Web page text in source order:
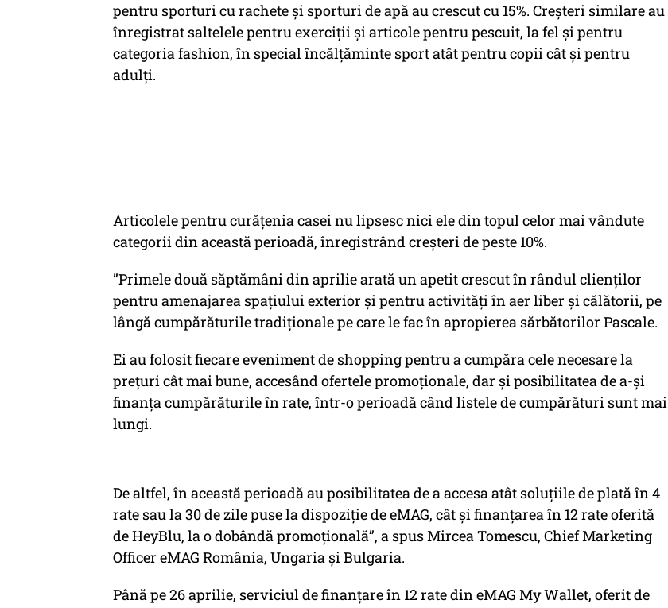
pentru sporturi cu rachete și sporturi de apă au crescut cu 15%. Creșteri similare au
înregistrat saltelele pentru exerciții și articole pentru pescuit, la fel și pentru
categoria fashion, în special încălțăminte sport atât pentru copii cât și pentru
adulți.
Articolele pentru curățenia casei nu lipsesc nici ele din topul celor mai vândute
categorii din această perioadă, înregistrând creșteri de peste 10%.
”Primele două săptămâni din aprilie arată un apetit crescut în rândul clienților
pentru amenajarea spațiului exterior și pentru activități în aer liber și călătorii, pe
lângă cumpărăturile tradiționale pe care le fac în apropierea sărbătorilor Pascale.
Ei au folosit fiecare eveniment de shopping pentru a cumpăra cele necesare la
prețuri cât mai bune, accesând ofertele promoționale, dar și posibilitatea de a-și
finanța cumpărăturile în rate, într-o perioadă când listele de cumpărături sunt mai
lungi.
De altfel, în această perioadă au posibilitatea de a accesa atât soluțiile de plată în 4
rate sau la 30 de zile puse la dispoziție de eMAG, cât și finanțarea în 12 rate oferită
de HeyBlu, la o dobândă promoțională”, a spus Mircea Tomescu, Chief Marketing
Officer eMAG România, Ungaria și Bulgaria.
Până pe 26 aprilie, serviciul de finanțare în 12 rate din eMAG My Wallet, oferit de